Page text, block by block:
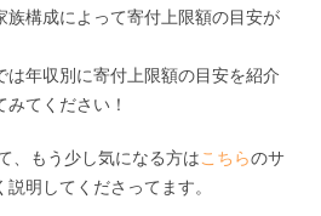
族構成によって寄付上限額の目安が
は年収別に寄付上限額の目安を紹介
てください！
、もう少し気になる方はこちらのサ
明してくださってます。